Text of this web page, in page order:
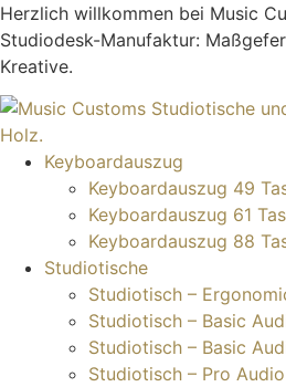
Zum
Inhalt
springen
Herzlich willkommen bei Music
Studiodesk-Manufaktur:
Kreative.
Keyboardauszug
Keyboardauszug 49
Keyboardauszug 61
Keyboardauszug 88
Studiotische
Studiotisch –
Studiotisch – Basic
Studiotisch – Basic
Studiotisch – Pro Audio